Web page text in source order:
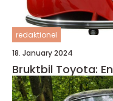
redaktionel
18. January 2024
Bruktbil Toyota: